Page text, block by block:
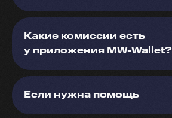
Какие комиссии есть
у приложения MW-Wallet?
Если нужна помощь